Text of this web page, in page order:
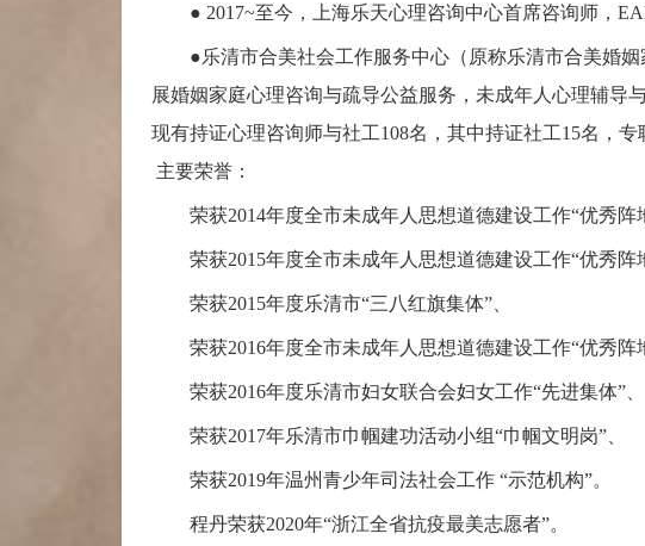
● 2017~至今，上海乐天心理咨询中心首席咨询师，
●乐清市合美社会工作服务中心（原称乐清市合美婚
展婚姻家庭心理咨询与疏导公益服务，未成年人心理辅导
现有持证心理咨询师与社工108名，其中持证社工15名，专
主要荣誉：
荣获2014年度全市未成年人思想道德建设工作“优秀阵
荣获2015年度全市未成年人思想道德建设工作“优秀阵
荣获2015年度乐清市“三八红旗集体”、
荣获2016年度全市未成年人思想道德建设工作“优秀阵
荣获2016年度乐清市妇女联合会妇女工作“先进集体”、
荣获2017年乐清市巾帼建功活动小组“巾帼文明岗”、
荣获2019年温州青少年司法社会工作 “示范机构”。
程丹荣获2020年“浙江全省抗疫最美志愿者”。